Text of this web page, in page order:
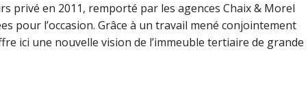
privé en 2011, remporté par les agences Chaix & Morel
pour l’occasion. Grâce à un travail mené conjointement
ici une nouvelle vision de l’immeuble tertiaire de grande